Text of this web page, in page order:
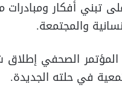
تبني أفكار ومبادرات
والمجتمعة.
الصحفي إطلاق
في حلته الجديدة.